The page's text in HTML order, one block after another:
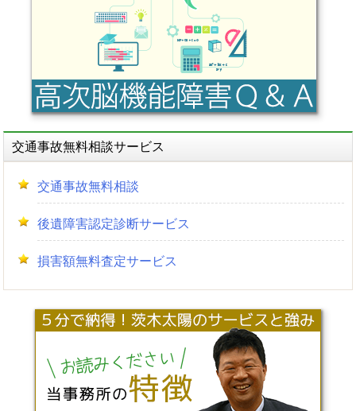
交通事故無料相談サービス
交通事故無料相談
後遺障害認定診断サービス
損害額無料査定サービス